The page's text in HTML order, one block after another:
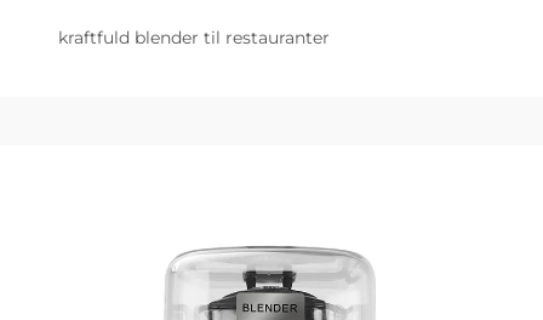
kraftfuld blender til restauranter